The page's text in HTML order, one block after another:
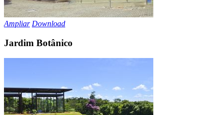
Ampliar Download
Jardim Botânico